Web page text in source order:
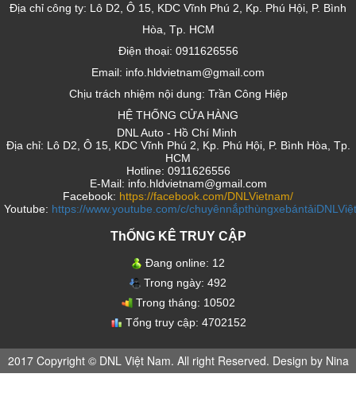
Địa chỉ công ty: Lô D2, Ô 15, KDC Vĩnh Phú 2, Kp. Phú Hội, P. Bình
Hòa, Tp. HCM
Điện thoại: 0911626556
Email: info.hldvietnam@gmail.com
Chịu trách nhiệm nội dung: Trần Công Hiệp
HỆ THỐNG CỬA HÀNG
DNL Auto - Hồ Chí Minh
Địa chỉ: Lô D2, Ô 15, KDC Vĩnh Phú 2, Kp. Phú Hội, P. Bình Hòa, Tp.
HCM
Hotline: 0911626556
E-Mail: info.hldvietnam@gmail.com
Facebook: https://facebook.com/DNLVietnam/
Youtube: https://www.youtube.com/c/
ThỐNG KÊ TRUY CẬP
Đang online: 12
Trong ngày: 492
Trong tháng: 10502
Tổng truy cập: 4702152
2017 Copyright © DNL Việt Nam. All right Reserved. Design by Nina